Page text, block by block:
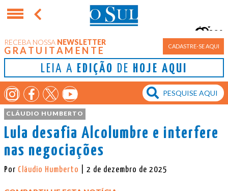
RECEBA NOSSA NEWSLETTER
GRATUITAMENTE CADASTRE-SE AQUI
LEIA A EDIÇÃO DE HOJE AQUI
Porto Alegre
9°
CLÁUDIO HUMBERTO
Lula desafia Alcolumbre e interfere
nas negociações
Por Cláudio Humberto | 2 de dezembro de 2025